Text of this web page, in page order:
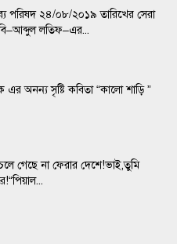
পরিষদ ২৪/০৮/২০১৯ তারিখের সেরা
লতিফ–এর...
অনন্য সৃষ্টি কবিতা “কালো শাড়ি ”
গেছে না ফেরার দেশে!ভাই,তুমি